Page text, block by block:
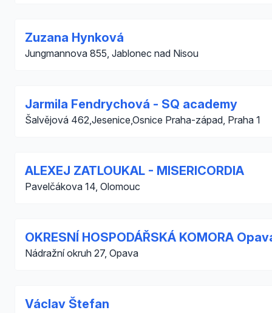
Zuzana Hynková
Jungmannova 855, Jablonec nad Nisou
Jarmila Fendrychová - SQ academy
Šalvějová 462,Jesenice,Osnice Praha-západ, Praha 1
ALEXEJ ZATLOUKAL - MISERICORDIA
Pavelčákova 14, Olomouc
OKRESNÍ HOSPODÁŘSKÁ KOMORA
Nádražní okruh 27, Opava
Václav Štefan